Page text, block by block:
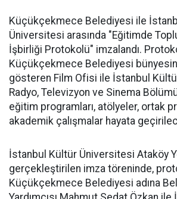
Küçükçekmece Belediyesi ile
Üniversitesi arasında "Eğitimde
İşbirliği Protokolü" imzalandı.
Küçükçekmece Belediyesi
gösteren Film Ofisi ile İstanbul
Radyo, Televizyon ve Sinema
eğitim programları, atölyeler, ortak
akademik çalışmalar hayata
İstanbul Kültür Üniversitesi Ataköy
gerçekleştirilen imza töreninde,
Küçükçekmece Belediyesi adına